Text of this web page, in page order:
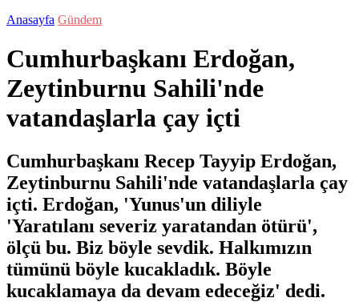
Anasayfa Gündem
Cumhurbaşkanı Erdoğan,
Zeytinburnu Sahili'nde
vatandaşlarla çay içti
Cumhurbaşkanı Recep Tayyip Erdoğan,
Zeytinburnu Sahili'nde vatandaşlarla çay
içti. Erdoğan, 'Yunus'un diliyle
'Yaratılanı severiz yaratandan ötürü',
ölçü bu. Biz böyle sevdik. Halkımızın
tümünü böyle kucakladık. Böyle
kucaklamaya da devam edeceğiz' dedi.